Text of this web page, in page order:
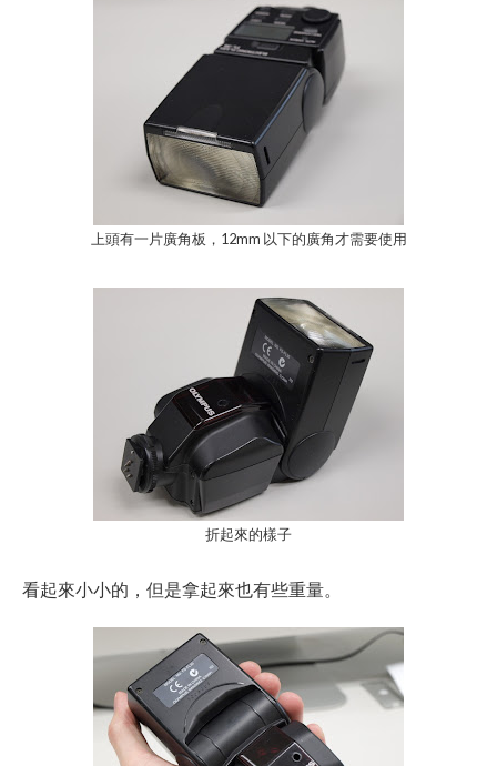
上頭有一片廣角板，12mm 以下的廣角才需要使用
折起來的樣子
看起來小小的，但是拿起來也有些重量。